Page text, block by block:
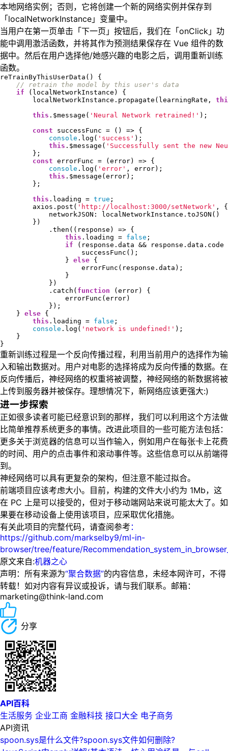
本地网络实例；否则，它将创建一个新的网络实例并保存到
「localNetworkInstance」变量中。
当用户在第一页单击「下一页」按钮后，我们在「onClick」功
能中调用激活函数，并将其作为预测结果保存在 Vue 组件的数
据中。然后在用户选择他/她感兴趣的电影之后，调用重新训练
函数。
reTrainByThisUserData() {
// retrain the model by this user's data
if (localNetworkInstance) {
        localNetworkInstance.propagate(learningRate,
this .$message( 'Neural Network retrained!' );
const successFunc = () => {
console .log( 'success' );
this .$message( 'Successfully sent the new
        };
const errorFunc = (error) => {
console .log( 'error' , error);
this .$message(error);
        };
this .loading = true ;
        axios.post(
'http://localhost:3000/setNetwork' , {
            networkJSON: localNetworkInstance.toJSON()
        })
            .then((response) => {
this .loading = false ;
if (response.data &&
                    successFunc();
                }
else {
                    errorFunc(response.data);
                }
            })
            .catch(
function ( error) {
                errorFunc(error)
            });
    }
else {
this .loading = false ;
console .log( 'network is undefined!' );
    }
}
重新训练过程是一个反向传播过程，利用当前用户的选择作为输
入和输出数据对。用户对电影的选择将成为反向传播的数据。在
反向传播后，神经网络的权重将被调整，神经网络的新数据将被
上传到服务器并被保存。理想情况下，新网络应该更强大:)
进一步探索
正如很多读者可能已经意识到的那样，我们可以利用这个方法做
比简单推荐系统更多的事情。改进此项目的一些可能方法包括：
更多关于浏览器的信息可以当作输入，例如用户在每张卡上花费
的时间、用户的点击事件和滚动事件等。这些信息可以从前端得
到。
神经网络可以具有更复杂的架构，但注意不能过拟合。
前端项目应该考虑大小。目前，构建的文件大小约为 1Mb，这
在 PC 上是可以接受的，但对于移动端网站来说可能太大了。如
果要在移动设备上使用该项目，应采取优化措施。
有关此项目的完整代码，请查阅参考 ：
https://github.com/markselby9/ml-in-
browser/tree/feature/
原文来自:机器之心
声明：所有来源为“聚合数据”的内容信息，未经本网许可，不得
转载！如对内容有异议或投诉，请与我们联系。邮箱：
marketing@think-land.com
分享
API百科
生活服务 企业工商 金融科技 接口大全 电子商务
API资讯
spoon.sys是什么文件?spoon.sys文件如何删除?